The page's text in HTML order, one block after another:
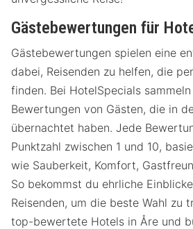
Gästebewertungen für
Gästebewertungen spielen eine
dabei, Reisenden zu helfen, die
finden. Bei HotelSpecials
Bewertungen von Gästen, die in
übernachtet haben. Jede
Punktzahl zwischen 1 und 10,
wie Sauberkeit, Komfort,
So bekommst du ehrliche
Reisenden, um die beste Wahl zu
top-bewertete Hotels in Åre und